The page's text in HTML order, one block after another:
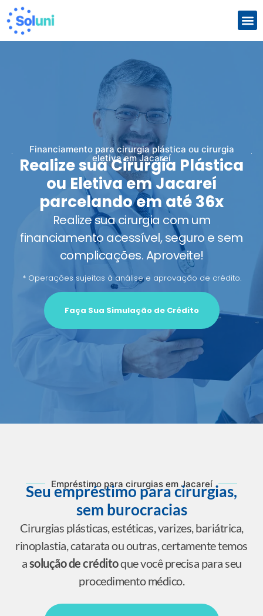
Financiamento para cirurgia plástica ou cirurgia
eletiva em Jacareí
Realize sua Cirurgia Plástica
ou Eletiva em Jacareí
parcelando em até 36x
Realize sua cirurgia com um
financiamento acessível, seguro e sem
complicações. Aproveite!
* Operações sujeitas à análise e aprovação de crédito.
Faça Sua Simulação de Crédito
Empréstimo para cirurgias em Jacareí
Seu empréstimo para cirurgias,
sem burocracias
Cirurgias plásticas, estéticas, varizes, bariátrica,
rinoplastia, catarata ou outras, certamente temos
asolução de créditoque você precisa para seu
procedimento médico.